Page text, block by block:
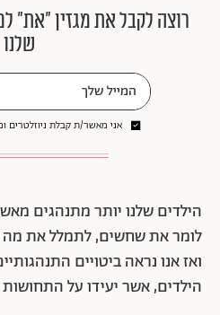
רוצה לקבל את מגזין ״את״
שלנו
אני מאשר/ת קבלת ניוזלטרים
הילדים שלנו יותר מתנהגים
לומר את שחשים, לתמלל את
ואז אנו נראה ביטויים
הילדים, אשר יעידו על